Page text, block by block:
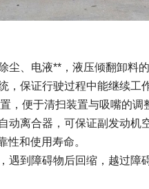
、电液**，液压倾翻卸料
保证行驶过程中能继续工
，便于清扫装置与吸嘴的调
动离合器，可保证副发动机
性和使用寿命。
到障碍物后回缩，越过障